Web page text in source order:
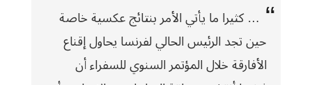
… كثيرا ما يأتي الأمر بنتائج عكسية خاصة
حين تجد الرئيس الحالي لفرنسا يحاول إقناع
الأفارقة خلال المؤتمر السنوي للسفراء أن